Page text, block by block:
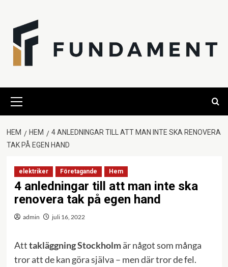
innehåll
meny
HEM HEM
4 ANLEDNINGAR TILL ATT MAN INTE SKA RENOVERA
TAK PÅ EGEN HAND
elektriker Företagande Hem
4 anledningar till att man inte ska
renovera tak på egen hand
admin juli 16, 2022
Atttakläggning Stockholmär något som många
tror att de kan göra själva – men där tror de fel.